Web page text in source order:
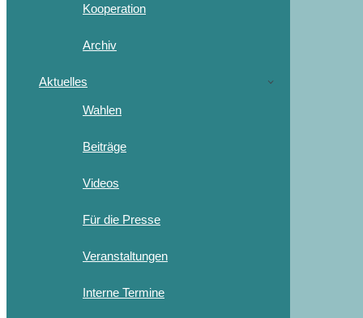
Kooperation
Archiv
Aktuelles
Wahlen
Beiträge
Videos
Für die Presse
Veranstaltungen
Interne Termine